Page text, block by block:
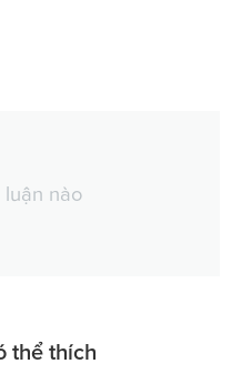
luận nào
thể thích